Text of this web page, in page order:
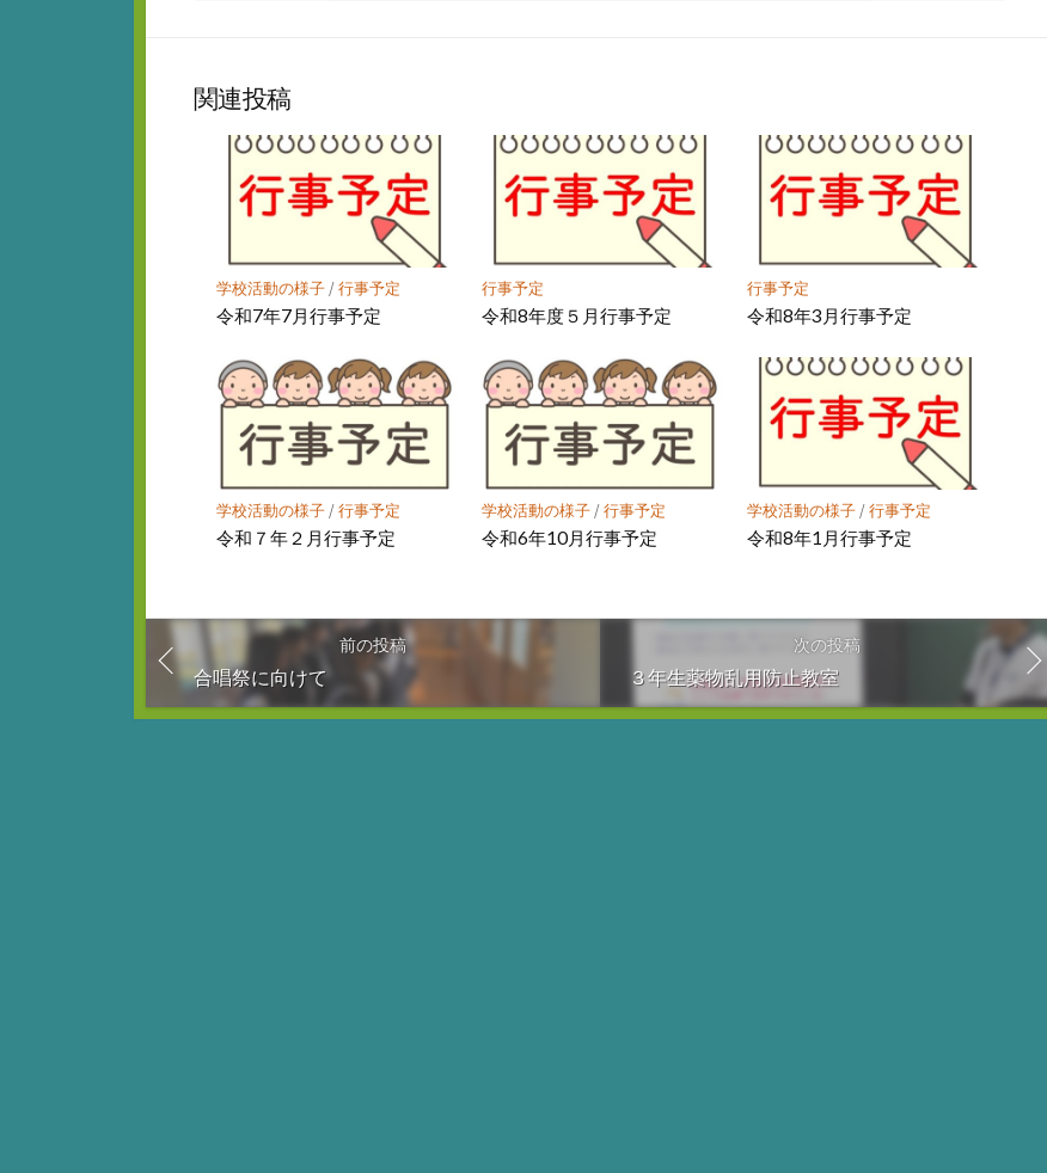
ア
マ
ー
ク
に
保
関連投稿
学校活動の様子/行事予定
令和7年7月行事予定
行事予定
令和8年度５月行事予定
行事予定
令和8年3月行事予定
学校活動の様子/行事予定
令和７年２月行事予定
学校活動の様子/行事予定
令和6年10月行事予定
学校活動の様子/行事予定
令和8年1月行事予定
前の投稿
合唱祭に向けて
次の投稿
３年生薬物乱用防止教室